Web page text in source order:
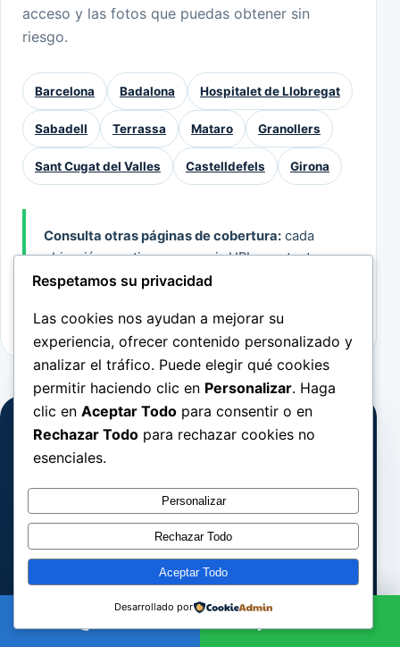
acceso y las fotos que puedas obtener sin
riesgo.
Barcelona Badalona Hospitalet de Llobregat
Sabadell Terrassa Mataro Granollers
Sant Cugat del Valles Castelldefels Girona
Consulta otras páginas de cobertura: cada
ubicación mantiene su propia URL y su texto
de servicio. La visita se confirma siempre
ANTES DE ESCRIBIR
Prepara estos 4 datos
01 Barrio o código postal
02 Vivienda, local o comunidad
Respetamos su privacidad
Las cookies nos ayudan a mejorar su
experiencia, ofrecer contenido personalizado y
analizar el tráfico. Puede elegir qué cookies
permitir haciendo clic en Personalizar. Haga
clic en Aceptar Todo para consentir o en
Rechazar Todo para rechazar cookies no
esenciales.
Personalizar
Rechazar Todo
Aceptar Todo
Desarrollado por